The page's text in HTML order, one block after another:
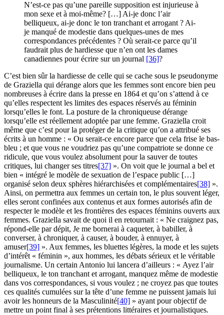
N’est-ce pas qu’une pareille supposition est injurieuse à
mon sexe et à moi-même? […] Ai-je donc l’air
belliqueux, ai-je donc le ton tranchant et arrogant ? Ai-
je manqué de modestie dans quelques-unes de mes
correspondances précédentes ? Où serait‑ce parce qu’il
faudrait plus de hardiesse que n’en ont les dames
canadiennes pour écrire sur un journal [36]?
C’est bien sûr la hardiesse de celle qui se cache sous le pseudonyme
de Graziella qui dérange alors que les femmes sont encore bien peu
nombreuses à écrire dans la presse en 1864 et qu’on s’attend à ce
qu’elles respectent les limites des espaces réservés au féminin
lorsqu’elles le font. La posture de la chroniqueuse dérange
lorsqu’elle est réellement adoptée par une femme. Graziella croit
même que c’est pour la protéger de la critique qu’on a attribué ses
écrits à un homme : « Ou serait-ce encore parce que cela frise le bas-
bleu ; et que vous ne voudriez pas qu’une compatriote se donne ce
ridicule, que vous voulez absolument pour la sauver de toutes
critiques, lui changer ses titres[37] ». On voit que le journal a bel et
bien « intégré le modèle de sexuation de l’espace public […]
organisé selon deux sphères hiérarchisées et complémentaires[38] ».
Ainsi, on permettra aux femmes un certain ton, le plus souvent léger,
elles seront confinées aux contenus et aux formes autorisés afin de
respecter le modèle et les frontières des espaces féminins ouverts aux
femmes. Graziella savait de quoi il en retournait : « Ne craignez pas,
répond-elle par dépit, Je me bornerai à caqueter, à babiller, à
converser, à chroniquer, à causer, à bouder, à ennuyer, à
amuser[39] ». Aux femmes, les bluettes légères, la mode et les sujets
d’intérêt « féminin », aux hommes, les débats sérieux et le véritable
journalisme. Un certain Antonio lui lancera d’ailleurs : « Ayez l’air
belliqueux, le ton tranchant et arrogant, manquez même de modestie
dans vos correspondances, si vous voulez ; ne croyez pas que toutes
ces qualités cumulées sur la tête d’une femme ne puissent jamais lui
avoir les honneurs de la Masculinité[40] » ayant pour objectif de
mettre un point final à ses prétentions littéraires et journalistiques.